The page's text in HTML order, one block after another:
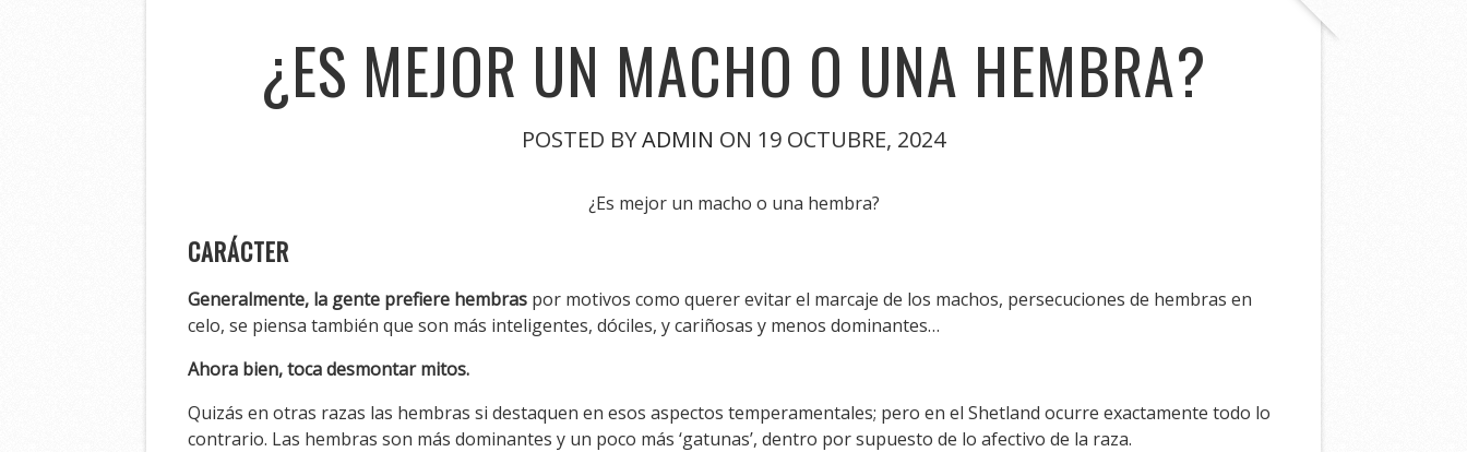
¿ES MEJOR UN MACHO O UNA HEMBRA?
POSTED BYADMIN ON 19 OCTUBRE, 2024
¿Es mejor un macho o una hembra?
CARÁCTER
Generalmente, la gente prefiere hembras por motivos como querer evitar el marcaje de los machos, persecuciones de hembras en
celo, se piensa también que son más inteligentes, dóciles, y cariñosas y menos dominantes…
Ahora bien, toca desmontar mitos.
Quizás en otras razas las hembras si destaquen en esos aspectos temperamentales; pero en el Shetland ocurre exactamente todo lo
contrario. Las hembras son más dominantes y un poco más ‘gatunas’, dentro por supuesto de lo afectivo de la raza.